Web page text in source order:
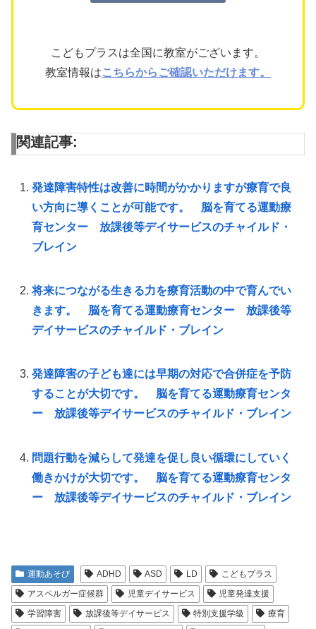
こどもプラスは全国に教室がございます。
教室情報はこちらからご確認いただけます。
関連記事:
発達障害特性は改善に時間がかかりますが療育で良
い方向に導くことが可能です。 脳を育てる運動療
育センター 放課後等デイサービスのチャイルド・
ブレイン
将来につながる生きる力を療育活動の中で育んでい
きます。 脳を育てる運動療育センター 放課後等
デイサービスのチャイルド・ブレイン
発達障害の子ども達には早期の対応で合併症を予防
することが大切です。 脳を育てる運動療育センタ
ー 放課後等デイサービスのチャイルド・ブレイン
問題行動を減らして発達を促し良い循環にしていく
働きかけが大切です。 脳を育てる運動療育センタ
ー 放課後等デイサービスのチャイルド・ブレイン
運動あそび ADHD ASD LD
こどもプラス
アスペルガー症候群
児童デイサービス
児童発達支援
学習障害
放課後等デイサービス 特別支援学級
療育